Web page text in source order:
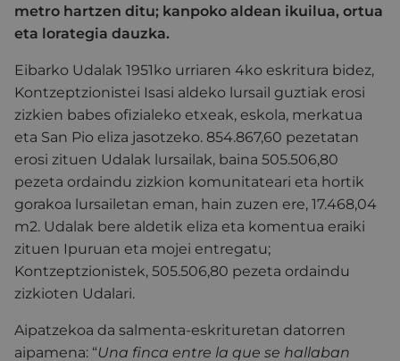
metro hartzen ditu; kanpoko aldean ikuilua, ortua
eta lorategia dauzka.
Eibarko Udalak 1951ko urriaren 4ko eskritura bidez,
Kontzeptzionistei Isasi aldeko lursail guztiak erosi
zizkien babes ofizialeko etxeak, eskola, merkatua
eta San Pio eliza jasotzeko. 854.867,60 pezetatan
erosi zituen Udalak lursailak, baina 505.506,80
pezeta ordaindu zizkion komunitateari eta hortik
gorakoa lursailetan eman, hain zuzen ere, 17.468,04
m2. Udalak bere aldetik eliza eta komentua eraiki
zituen Ipuruan eta mojei entregatu;
Kontzeptzionistek, 505.506,80 pezeta ordaindu
zizkioten Udalari.
Aipatzekoa da salmenta-eskrituretan datorren
aipamena: “Una finca entre la que se hallaban